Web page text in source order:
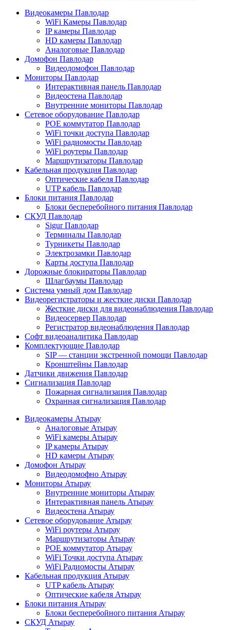
Видеокамеры Павлодар
WiFi Камеры Павлодар
IP камеры Павлодар
HD камеры Павлодар
Аналоговые Павлодар
Домофон Павлодар
Видеодомофон Павлодар
Мониторы Павлодар
Интерактивная панель Павлодар
Видеостена Павлодар
Внутренние мониторы Павлодар
Сетевое оборудование Павлодар
POE коммутатор Павлодар
WiFi точки доступа Павлодар
WiFi радиомосты Павлодар
WiFi роутеры Павлодар
Маршрутизаторы Павлодар
Кабельная продукция Павлодар
Оптические кабеля Павлодар
UTP кабель Павлодар
Блоки питания Павлодар
Блоки бесперебойного питания Павлодар
СКУД Павлодар
Sigur Павлодар
Терминалы Павлодар
Турникеты Павлодар
Электрозамки Павлодар
Карты доступа Павлодар
Дорожные блокираторы Павлодар
Шлагбаумы Павлодар
Система умный дом Павлодар
Видеорегистраторы и жесткие диски Павлодар
Жесткие диски для видеонаблюдения Павлодар
Видеосервер Павлодар
Регистратор видеонаблюдения Павлодар
Софт видеоаналитика Павлодар
Комплектующие Павлодар
SIP — станции экстренной помощи Павлодар
Кронштейны Павлодар
Датчики движения Павлодар
Сигнализация Павлодар
Пожарная сигнализация Павлодар
Охранная сигнализация Павлодар
Видеокамеры Атырау
Аналоговые Атырау
WiFi камеры Атырау
IP камеры Атырау
HD камеры Атырау
Домофон Атырау
Видеодомофно Атырау
Мониторы Атырау
Внутренние мониторы Атырау
Интерактивная панель Атырау
Видеостена Атырау
Сетевое оборудование Атырау
WiFi роутеры Атырау
Маршрутизаторы Атырау
POE коммутатор Атырау
WiFi Точки доступа Атырау
WiFi Радиомосты Атырау
Кабельная продукция Атырау
UTP кабель Атырау
Оптические кабеля Атырау
Блоки питания Атырау
Блоки бесперебойного питания Атырау
СКУД Атырау